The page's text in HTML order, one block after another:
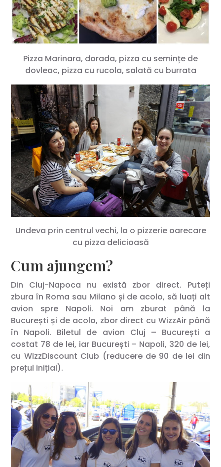
Pizza Marinara, dorada, pizza cu semințe de
dovleac, pizza cu rucola, salată cu burrata
Undeva prin centrul vechi, la o pizzerie oarecare
cu pizza delicioasă
Cum ajungem?
Din Cluj-Napoca nu există zbor direct. Puteți
zbura în Roma sau Milano și de acolo, să luați alt
avion spre Napoli. Noi am zburat până la
București și de acolo, zbor direct cu WizzAir până
în Napoli. Biletul de avion Cluj – București a
costat 78 de lei, iar București – Napoli, 320 de lei,
cu WizzDiscount Club (reducere de 90 de lei din
prețul inițial).